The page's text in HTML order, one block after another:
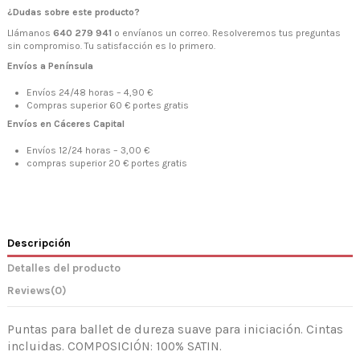
¿Dudas sobre este producto?
Llámanos 640 279 941 o envíanos un correo. Resolveremos tus preguntas
sin compromiso. Tu satisfacción es lo primero.
Envíos a Península
Envíos 24/48 horas – 4,90 €
Compras superior 60 € portes gratis
Envíos en Cáceres Capital
Envíos 12/24 horas – 3,00 €
compras superior 20 € portes gratis
Descripción
Detalles del producto
Reviews(0)
Puntas para ballet de dureza suave para iniciación. Cintas
incluidas. COMPOSICIÓN: 100% SATIN.